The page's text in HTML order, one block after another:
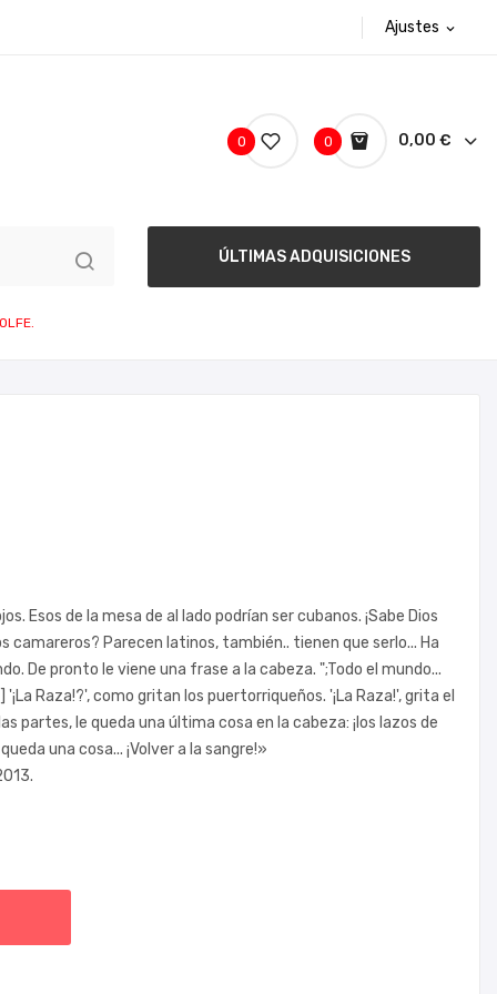
Ajustes expand_more
0 0,00 €
0
ÚLTIMAS ADQUISICIONES
Esos de la mesa de al lado podrían ser cubanos. ¡Sabe Dios
camareros? Parecen latinos, también.. tienen que serlo... Ha
De pronto le viene una frase a la cabeza. ";Todo el mundo...
Raza!?', como gritan los puertorriqueños. '¡La Raza!', grita el
partes, le queda una última cosa en la cabeza: ¡los lazos de
una cosa... ¡Volver a la sangre!»